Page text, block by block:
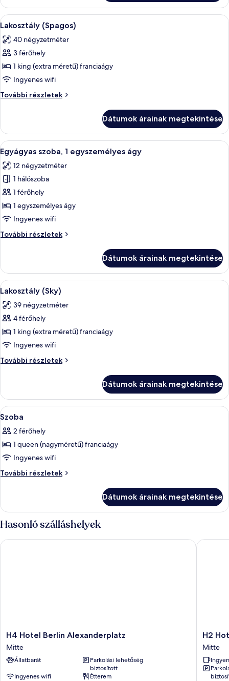
további
részletei
A
következő
szoba
összes
képének
megtekintése:
Lakosztály
(Spagos)
Egy szállodai szoba, amelyben
6
Lakosztály (Spagos)
40 négyzetméter
3 férőhely
1 king (extra méretű) franciaágy
Ingyenes wifi
További részletek
Lakosztály
Dátumok árainak megtekintése
A
következő
szoba
összes
képének
megtekintése:
Egyágyas
1
Egy szállodai szoba üveg
5
Egyágyas szoba, 1 egyszemélyes ágy
12 négyzetméter
1 hálószoba
1 férőhely
1 egyszemélyes ágy
Ingyenes wifi
További részletek
Egyágyas
ágy
további
részletei
Dátumok árainak megtekintése
A
következő
szoba
összes
képének
megtekintése:
Lakosztály
(Sky)
Egy modern szállodaszoba,
6
Lakosztály (Sky)
39 négyzetméter
4 férőhely
1 king (extra méretű) franciaágy
Ingyenes wifi
További részletek
Lakosztály
Dátumok árainak megtekintése
A
következő
szoba
összes
képének
megtekintése:
Hipoallergén ágynemű, széf a
3
Szoba
2 férőhely
1 queen (nagyméretű) franciaágy
Ingyenes wifi
További részletek
Szoba
Dátumok árainak megtekintése
Hasonló szálláshelyek
H4
Hotel
Berlin
Alexanderplatz
H4 Hotel Berlin Alexanderplatz
Mitte
Állatbarát
Parkolási lehetőség
biztosított
Ingyenes wifi
Étterem
H4 Hotel Berlin Alexanderplatz
H2
Hotel
Berlin
Mitte
H2
Mitte
H2